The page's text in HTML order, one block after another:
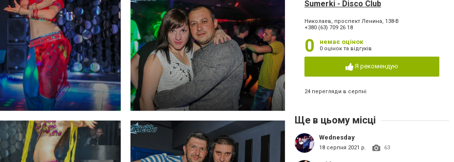
Sumerki - Disco Club
Николаев, проспект Ленина, 138-В
+380 (63) 709 26 18
0 немає оцінок
0 оцінок та відгуків
Я рекомендую
24 перегляди в серпні
Ще в цьому місці
Wednesday
18 серпня 2021 р. 63